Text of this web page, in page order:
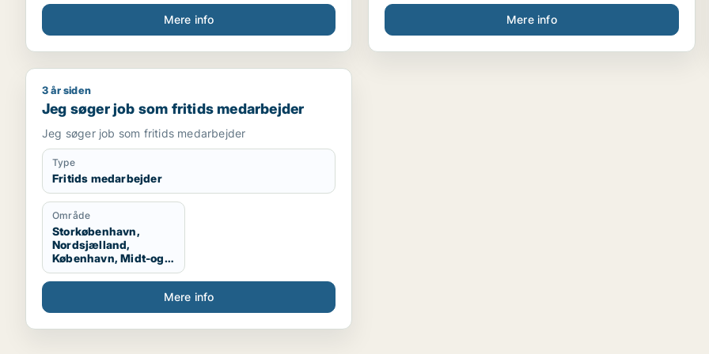
Mere info
Mere info
Jeg søger job som fritids medarbejder
3 år siden
Jeg søger job som fritids medarbejder
Jeg søger job som fritids medarbejder
Type
Fritids medarbejder
Område
Storkøbenhavn,
Nordsjælland,
København, Midt-og
Vestsjælland,
Sydsjælland, Hele
Mere info